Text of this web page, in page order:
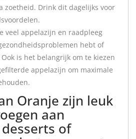
zoetheid. Drink dit dagelijks voor
veel appelazijn en raadpleeg
hebt of
is het belangrijk om te kiezen
appelazijn om maximale
Oranje zijn leuk
aan
of